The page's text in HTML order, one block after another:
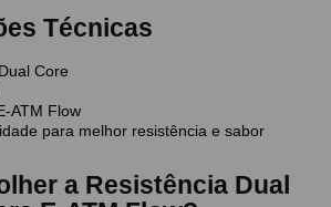
Técnicas
Core
ATM Flow
para melhor resistência e sabor
a Resistência Dual